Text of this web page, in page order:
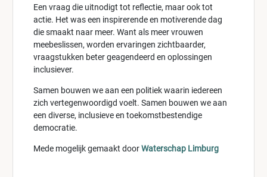
Een vraag die uitnodigt tot reflectie, maar ook tot
actie. Het was een inspirerende en motiverende dag
die smaakt naar meer. Want als meer vrouwen
meebeslissen, worden ervaringen zichtbaarder,
vraagstukken beter geagendeerd en oplossingen
inclusiever.
Samen bouwen we aan een politiek waarin iedereen
zich vertegenwoordigd voelt. Samen bouwen we aan
een diverse, inclusieve en toekomstbestendige
democratie.
Mede mogelijk gemaakt doorWaterschap Limburg